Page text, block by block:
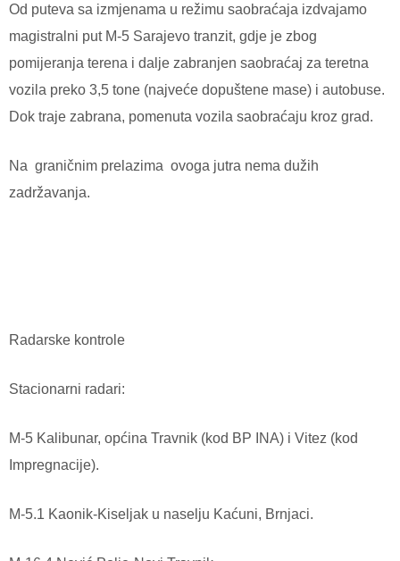
Od puteva sa izmjenama u režimu saobraćaja izdvajamo
magistralni put M-5 Sarajevo tranzit, gdje je zbog
pomijeranja terena i dalje zabranjen saobraćaj za teretna
vozila preko 3,5 tone (najveće dopuštene mase) i autobuse.
Dok traje zabrana, pomenuta vozila saobraćaju kroz grad.
Na graničnim prelazima ovoga jutra nema dužih
zadržavanja.
Radarske kontrole
Stacionarni radari:
M-5 Kalibunar, općina Travnik (kod BP INA) i Vitez (kod
Impregnacije).
M-5.1 Kaonik-Kiseljak u naselju Kaćuni, Brnjaci.